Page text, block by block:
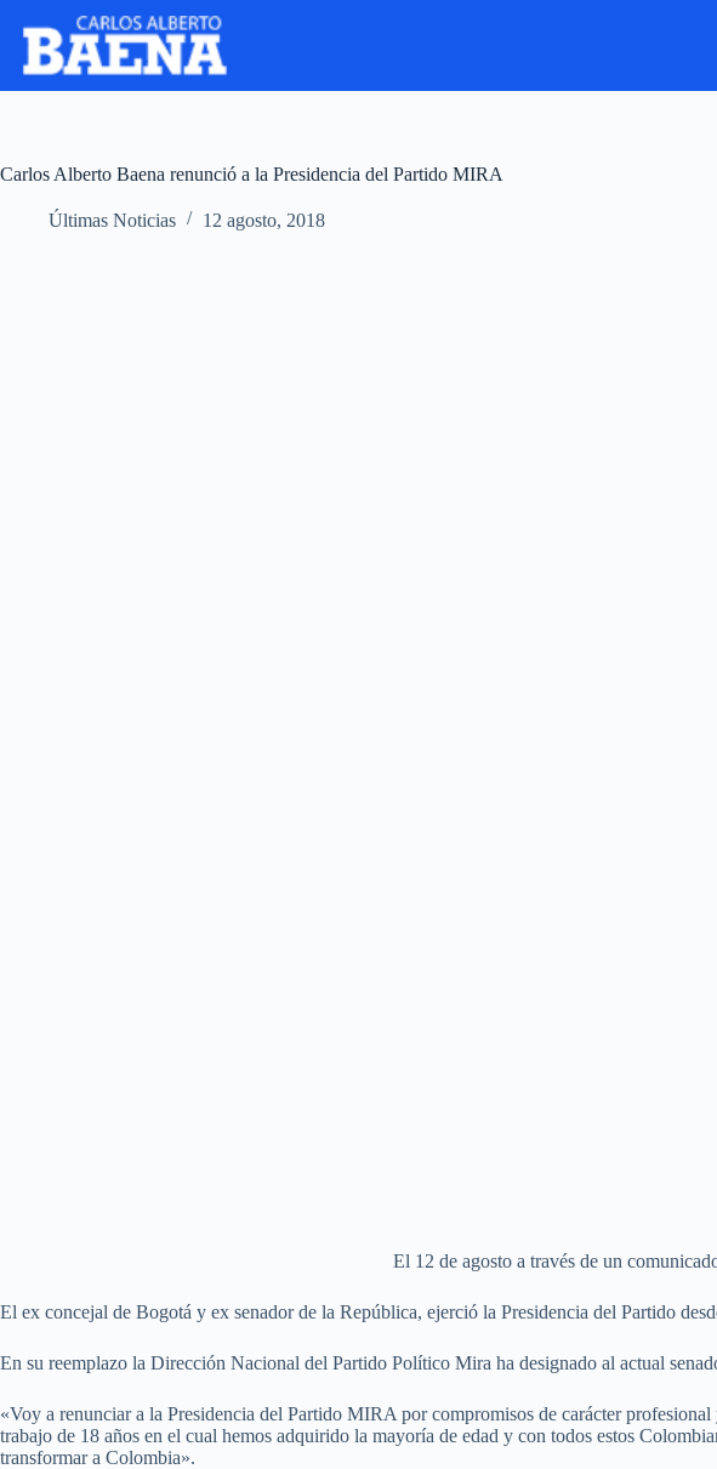
Carlos Alberto Baena renunció a la Presidencia del Partido MIRA
Últimas Noticias 12 agosto, 2018
El 12 de agosto a través de un
El ex concejal de Bogotá y ex senador de la República, ejerció la Presidencia del Partido
En su reemplazo la Dirección Nacional del Partido Político Mira ha designado al actual
«Voy a renunciar a la Presidencia del Partido MIRA por compromisos de carácter
trabajo de 18 años en el cual hemos adquirido la mayoría de edad y con todos estos
transformar a Colombia».